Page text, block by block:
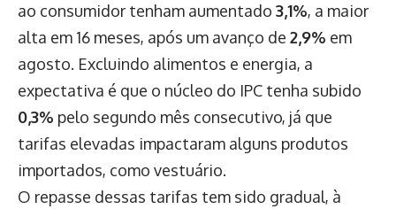
ao consumidor tenham aumentado 3,1%, a maior
alta em 16 meses, após um avanço de 2,9% em
agosto. Excluindo alimentos e energia, a
expectativa é que o núcleo do IPC tenha subido
0,3% pelo segundo mês consecutivo, já que
tarifas elevadas impactaram alguns produtos
importados, como vestuário.
O repasse dessas tarifas tem sido gradual, à